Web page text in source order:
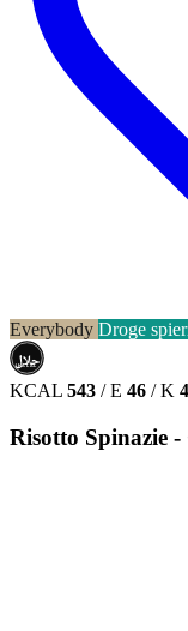
Everybody Droge
حلال
HALAL
KCAL 543 / E 46 / K
Risotto Spinazie -